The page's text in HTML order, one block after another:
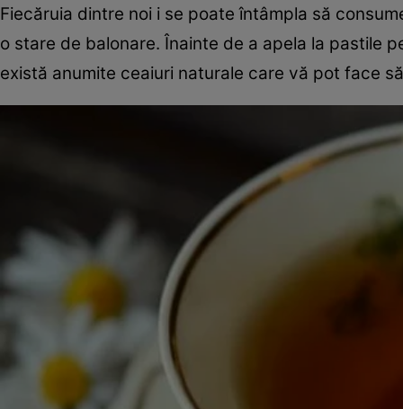
Fiecăruia dintre noi i se poate întâmpla să
o stare de balonare. Înainte de a apela la pastile
există anumite ceaiuri naturale care vă pot face